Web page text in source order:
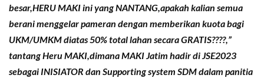
besar,HERU MAKI ini yang NANTANG,apakah kalian semua
berani menggelar pameran dengan memberikan kuota bagi
UKM/UMKM diatas 50% total lahan secara GRATIS????,”
tantang Heru MAKI,dimana MAKI Jatim hadir di JSE2023
sebagai INISIATOR dan Supporting system SDM dalam panitia